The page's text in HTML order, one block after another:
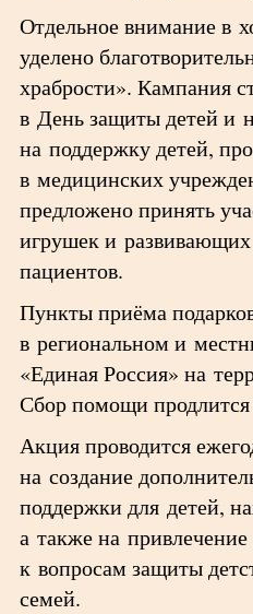
Отдельное внимание в
уделено
храбрости». Кампания
в День защиты детей и
на поддержку детей,
в медицинских
предложено принять
игрушек и
пациентов.
Пункты приёма
в региональном и
«Единая Россия» на
Сбор помощи
Акция проводится
на создание
поддержки для детей,
а также на
к вопросам защиты
семей.